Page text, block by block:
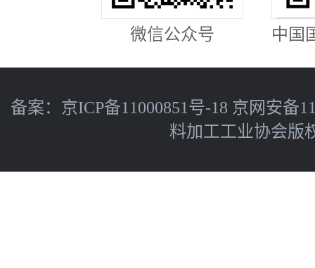
微信公众号 中国
备案： 京ICP备11000851号-18 京网安备
料加工工业协会版